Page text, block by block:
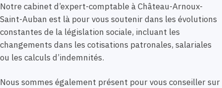
Notre cabinet d’expert-comptable à Château-Arnoux-
Saint-Auban est là pour vous soutenir dans les évolutions
constantes de la législation sociale, incluant les
changements dans les cotisations patronales, salariales
ou les calculs d’indemnités.
Nous sommes également présent pour vous conseiller sur